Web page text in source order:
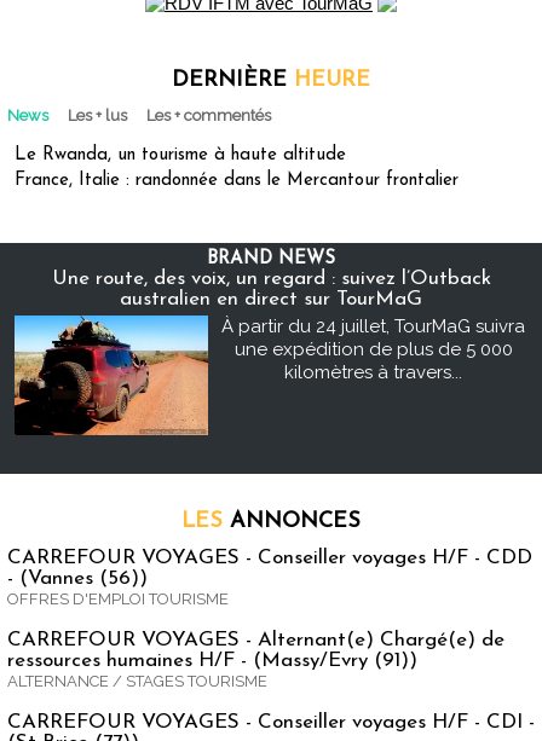
DERNIÈRE HEURE
News Les + lus Les + commentés
Le Rwanda, un tourisme à haute altitude
France, Italie : randonnée dans le Mercantour frontalier
BRAND NEWS
Une route, des voix, un regard : suivez l’Outback
australien en direct sur TourMaG
À partir du 24 juillet, TourMaG suivra
une expédition de plus de 5 000
kilomètres à travers...
LES ANNONCES
CARREFOUR VOYAGES - Conseiller voyages H/F - CDD
- (Vannes (56))
OFFRES D'EMPLOI TOURISME
CARREFOUR VOYAGES - Alternant(e) Chargé(e) de
ressources humaines H/F - (Massy/Evry (91))
ALTERNANCE / STAGES TOURISME
CARREFOUR VOYAGES - Conseiller voyages H/F - CDI -